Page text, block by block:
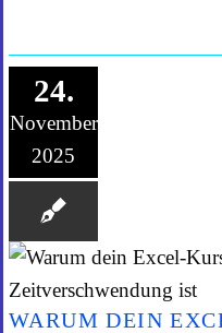
24.
November
2025
WARUM DEIN